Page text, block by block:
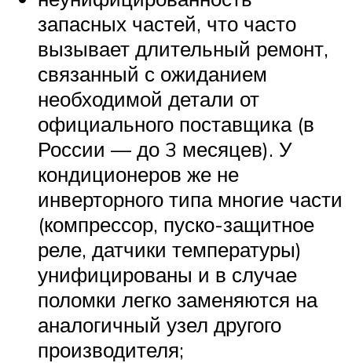
запасных частей, что часто
вызывает длительный ремонт,
связанный с ожиданием
необходимой детали от
официального поставщика (в
России — до 3 месяцев). У
кондиционеров же не
инверторного типа многие части
(компрессор, пуско-защитное
реле, датчики температуры)
унифицированы и в случае
поломки легко заменяются на
аналогичный узел другого
производителя;